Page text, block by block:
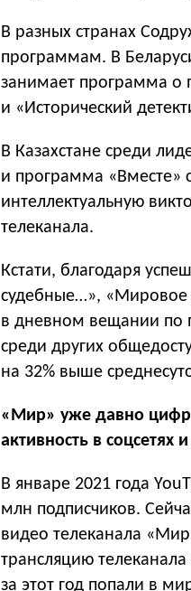
В разных странах
программам. В
занимает программа о
и «Исторический
В Казахстане среди
и программа «Вместе»
интеллектуальную
телеканала.
Кстати, благодаря
судебные…», «Мировое
в дневном вещании по
среди других
на 32% выше
«Мир» уже давно
активность в соцсетях
В январе 2021 года
млн подписчиков.
видео телеканала
трансляцию
за этот год попали в